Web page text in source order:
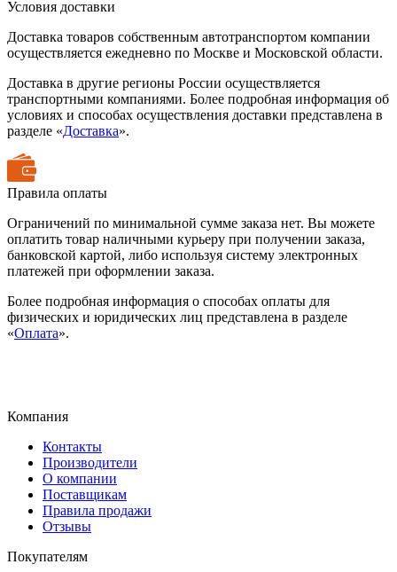
Условия доставки
Доставка товаров собственным автотранспортом компании
осуществляется ежедневно по Москве и Московской области.
Доставка в другие регионы России осуществляется
транспортными компаниями. Более подробная информация об
условиях и способах осуществления доставки представлена в
разделе «Доставка».
Правила оплаты
Ограничений по минимальной сумме заказа нет. Вы можете
оплатить товар наличными курьеру при получении заказа,
банковской картой, либо используя систему электронных
платежей при оформлении заказа.
Более подробная информация о способах оплаты для
физических и юридических лиц представлена в разделе
«Оплата».
Компания
Контакты
Производители
О компании
Поставщикам
Правила продажи
Отзывы
Покупателям